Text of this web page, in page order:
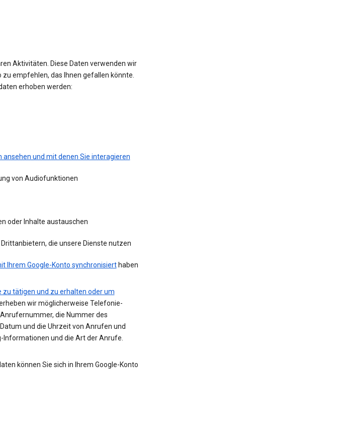
Aktivitäten. Diese Daten verwenden wir
zu empfehlen, das Ihnen gefallen könnte.
erhoben werden:
ansehen und mit denen Sie interagieren
von Audiofunktionen
oder Inhalte austauschen
die unsere Dienste nutzen
Ihrem Google-Konto synchronisierthaben
zu tätigen und zu erhalten oder um
wir möglicherweise Telefonie-
die Nummer des
und die Uhrzeit von Anrufen und
Informationen und die Art der Anrufe.
können Sie sich in Ihrem Google-Konto